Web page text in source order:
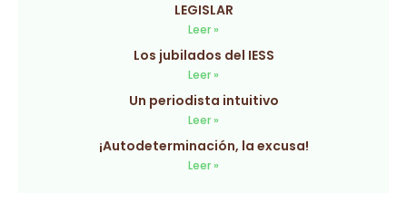
LEGISLAR
Leer »
Los jubilados del IESS
Leer »
Un periodista intuitivo
Leer »
¡Autodeterminación, la excusa!
Leer »